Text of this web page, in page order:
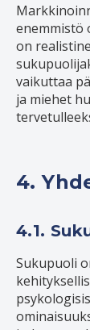
enemmistö
on
vaikuttaa
ja miehet
4.
4.1.
Sukupuoli